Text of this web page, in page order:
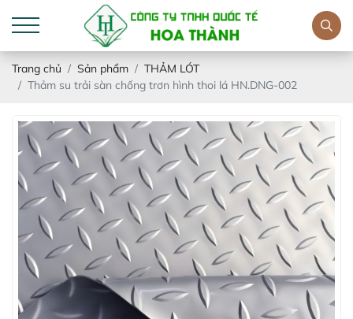
Trang chủ Sản phẩm
THẢM LÓT
Thảm su trải sàn chống trơn hình thoi lá HN.DNG-002